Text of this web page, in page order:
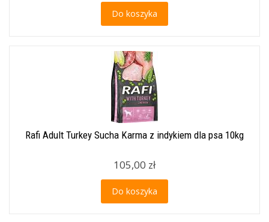
Do koszyka
Rafi Adult Turkey Sucha Karma z indykiem dla psa 10kg
105,00 zł
Do koszyka